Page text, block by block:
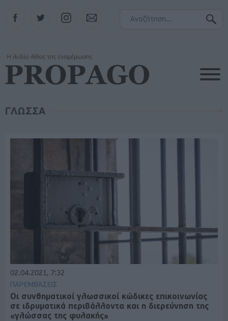
Instagram
ΓΛΩΣΣΑ
02.04.2021, 7:32
ΠΑΡΕΜΒΆΣΕΙΣ
Οι συνθηματικοί γλωσσικοί κώδικες επικοινωνίας
σε ιδρυματικά περιβάλλοντα και η διερεύνηση της
«γλώσσας της φυλακής»